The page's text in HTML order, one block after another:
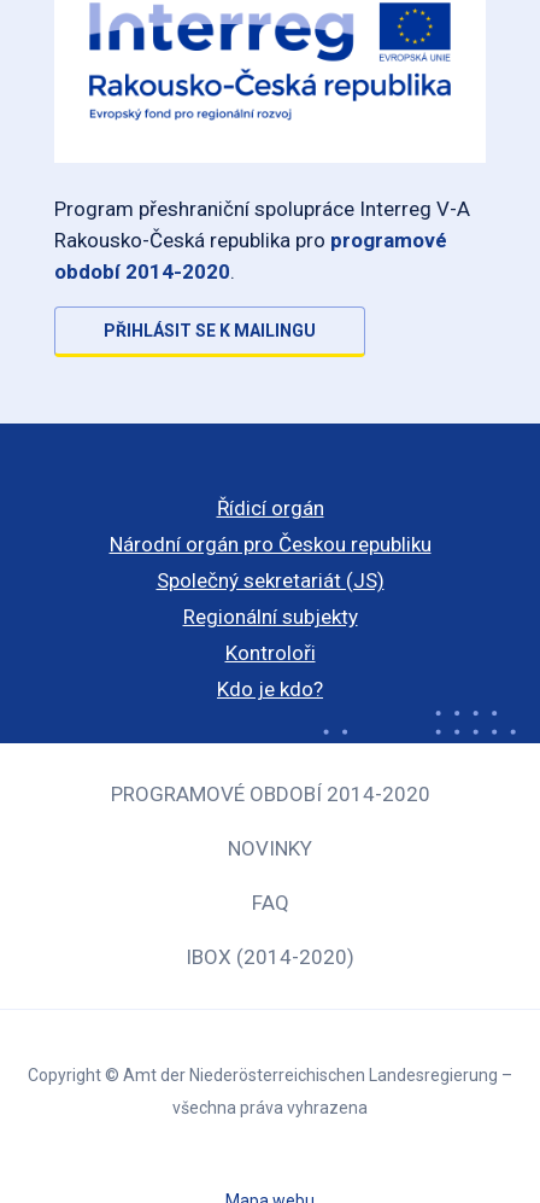
Program přeshraniční spolupráce Interreg V-A
Rakousko-Česká republika pro programové
období 2014-2020.
PŘIHLÁSIT SE K MAILINGU
Řídicí orgán
Národní orgán pro Českou republiku
Společný sekretariát (JS)
Regionální subjekty
Kontroloři
Kdo je kdo?
PROGRAMOVÉ OBDOBÍ 2014-2020
NOVINKY
FAQ
IBOX (2014-2020)
Copyright © Amt der Niederösterreichischen Landesregierung –
všechna práva vyhrazena